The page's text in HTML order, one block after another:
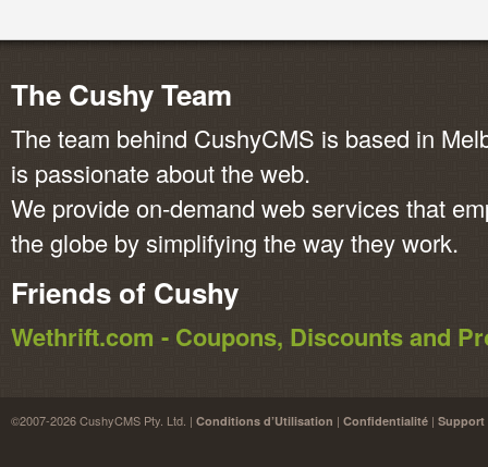
The Cushy Team
The team behind CushyCMS is based in
is passionate about the web.
We provide on-demand web services that
the globe by simplifying the way they work.
Friends of Cushy
Wethrift.com - Coupons, Discounts and
©2007-2026 CushyCMS Pty. Ltd. | Conditions d’Utilisation | Confidentialité | Support